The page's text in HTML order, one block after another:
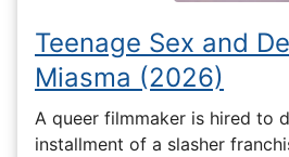
Teenage Sex and
Miasma (2026)
A queer filmmaker is hired to
installment of a slasher